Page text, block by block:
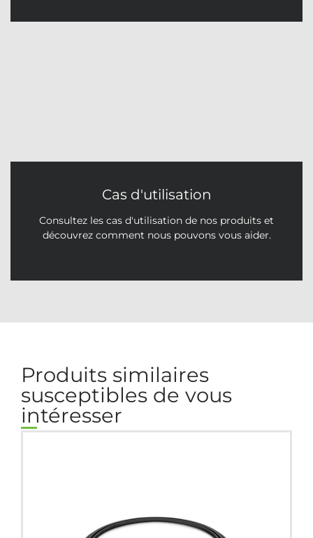
Cas d'utilisation
Consultez les cas d'utilisation de nos produits et
découvrez comment nous pouvons vous aider.
Produits similaires
susceptibles de vous
intéresser